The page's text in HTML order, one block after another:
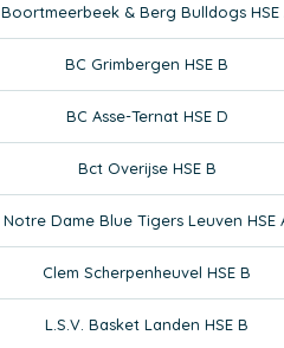
Boortmeerbeek & Berg Bulldogs HSE
BC Grimbergen HSE B
BC Asse-Ternat HSE D
Bct Overijse HSE B
Notre Dame Blue Tigers Leuven HSE
Clem Scherpenheuvel HSE B
L.S.V. Basket Landen HSE B